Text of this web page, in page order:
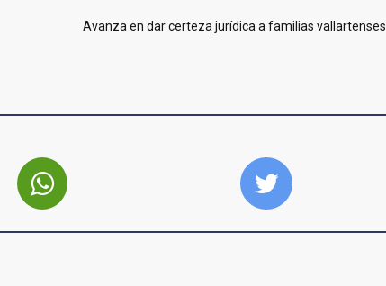
Avanza en dar certeza jurídica a familias vallartenses